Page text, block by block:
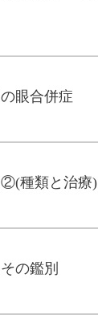
眼合併症
②(種類と治療)
その鑑別